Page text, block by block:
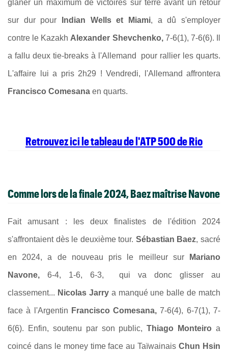
glaner un maximum de victoires sur terre avant un retour
sur dur pour Indian Wells et Miami, a dû s'employer
contre le Kazakh Alexander Shevchenko, 7-6(1), 7-6(6). Il
a fallu deux tie-breaks à l'Allemand pour rallier les quarts.
L'affaire lui a pris 2h29 ! Vendredi, l'Allemand affrontera
Francisco Comesana en quarts.
Retrouvez ici le tableau de l'ATP 500 de Rio
Comme lors de la finale 2024, Baez maîtrise Navone
Fait amusant : les deux finalistes de l'édition 2024
s'affrontaient dès le deuxième tour. Sébastian Baez, sacré
en 2024, a de nouveau pris le meilleur sur Mariano
Navone, 6-4, 1-6, 6-3, qui va donc glisser au
classement... Nicolas Jarrya manqué une balle de match
face à l'Argentin Francisco Comesana, 7-6(4), 6-7(1), 7-
6(6). Enfin, soutenu par son public,Thiago Monteiro a
coincé dans le money time face au TaïwainaisChun Hsin